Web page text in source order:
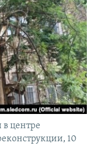
центре
10